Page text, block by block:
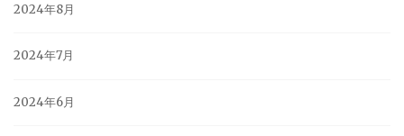
2024年8月
2024年7月
2024年6月